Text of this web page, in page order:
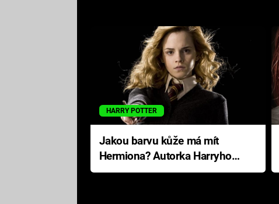
HARRY POTTER
Jakou barvu kůže má mít
Hermiona? Autorka Harryho
Pottera přišla s ráznou